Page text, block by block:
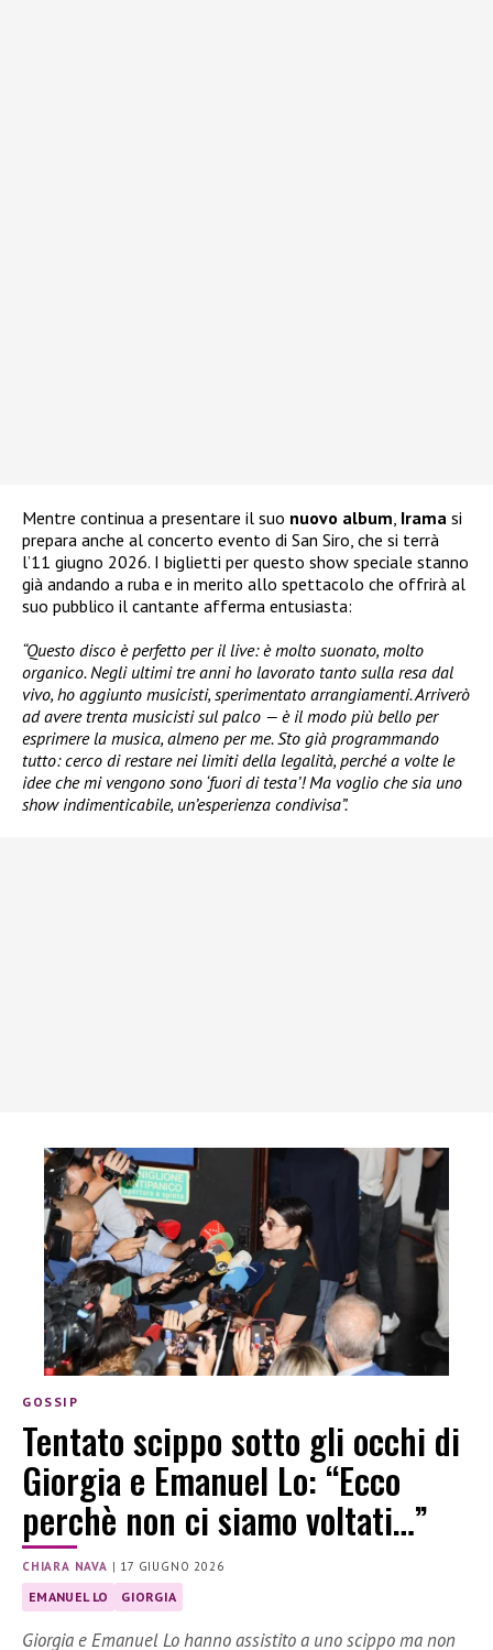
Mentre continua a presentare il suo nuovo album, Irama si
prepara anche al concerto evento di San Siro, che si terrà
l’11 giugno 2026. I biglietti per questo show speciale stanno
già andando a ruba e in merito allo spettacolo che offrirà al
suo pubblico il cantante afferma entusiasta:
“Questo disco è perfetto per il live: è molto suonato, molto
organico. Negli ultimi tre anni ho lavorato tanto sulla resa dal
vivo, ho aggiunto musicisti, sperimentato arrangiamenti. Arriverò
ad avere trenta musicisti sul palco — è il modo più bello per
esprimere la musica, almeno per me. Sto già programmando
tutto: cerco di restare nei limiti della legalità, perché a volte le
idee che mi vengono sono ‘fuori di testa’! Ma voglio che sia uno
show indimenticabile, un’esperienza condivisa”.
GOSSIP
Tentato scippo sotto gli occhi di
Giorgia e Emanuel Lo: “Ecco
perchè non ci siamo voltati…”
CHIARA NAVA | 17 GIUGNO 2026
EMANUEL LO GIORGIA
Giorgia e Emanuel Lo hanno assistito a uno scippo ma non